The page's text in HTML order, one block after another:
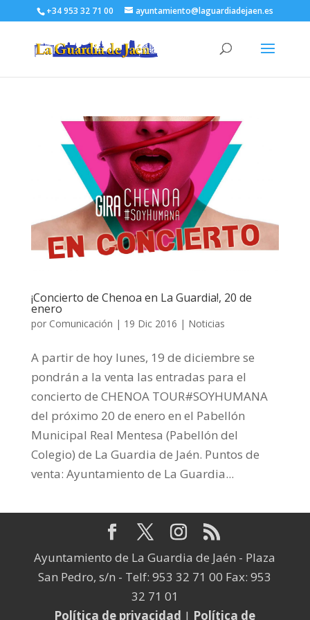
+34 953 32 71 00 ayuntamiento@laguardiadejaen.es
¡Concierto de Chenoa en La Guardia!, 20 de
enero
por Comunicación | 19 Dic 2016 | Noticias
A partir de hoy lunes, 19 de diciembre se
pondrán a la venta las entradas para el
concierto de CHENOA TOUR#SOYHUMANA
del próximo 20 de enero en el Pabellón
Municipal Real Mentesa (Pabellón del
Colegio) de La Guardia de Jaén. Puntos de
venta: Ayuntamiento de La Guardia...
Ayuntamiento de La Guardia de Jaén - Plaza
San Pedro, s/n - Telf: 953 32 71 00 Fax: 953
32 71 01
Política de privacidad | Política de